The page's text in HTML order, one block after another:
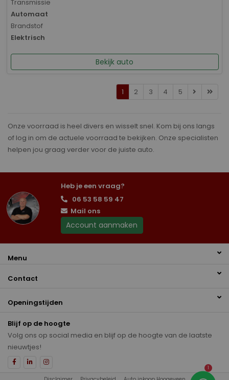
Transmissie
Automaat
Brandstof
Elektrisch
Bekijk auto
1 2 3 4 5
Onze voorraad is heel divers en wisselt snel. Kom bij ons langs
of log in om de actuele voorraad te bekijken. Onze specialisten
helpen jou graag verder voor de juiste auto.
Heb je een vraag?
06 53 58 59 47
Mail ons
Account aanmaken
Menu
Contact
Openingstijden
Blijf op de hoogte
Volg ons op social media en blijf op de hoogte van de laatste
nieuwtjes!
1